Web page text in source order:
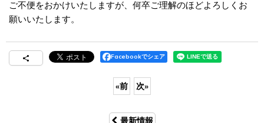
ご不便をおかけいたしますが、何卒ご理解のほどよろしくお
願いいたします。
Facebookでシェア
«前 次»
最新情報